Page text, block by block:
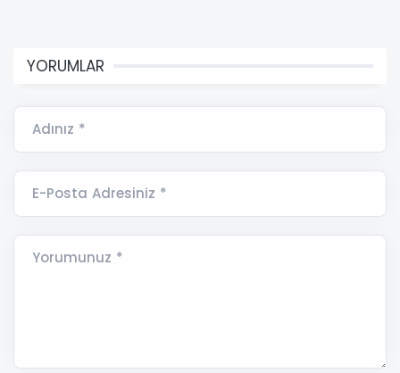
YORUMLAR
Adınız *
E-Posta Adresiniz *
Yorumunuz *